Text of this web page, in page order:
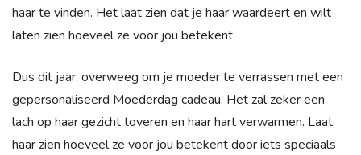
haar te vinden. Het laat zien dat je haar waardeert en wilt
laten zien hoeveel ze voor jou betekent.
Dus dit jaar, overweeg om je moeder te verrassen met een
gepersonaliseerd Moederdag cadeau. Het zal zeker een
lach op haar gezicht toveren en haar hart verwarmen. Laat
haar zien hoeveel ze voor jou betekent door iets speciaals